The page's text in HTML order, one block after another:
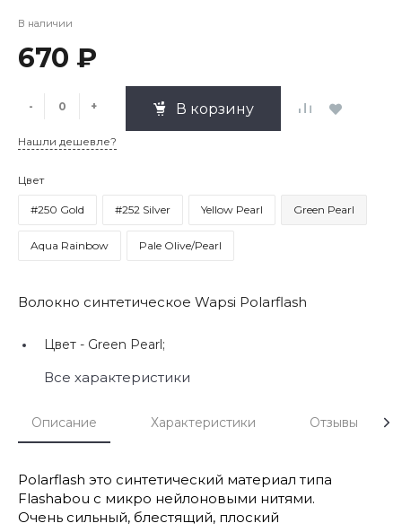
В наличии
670 ₽
- + В корзину
Нашли дешевле?
Цвет
#250 Gold #252 Silver Yellow Pearl Green Pearl
Aqua Rainbow Pale Olive/Pearl
Волокно синтетическое Wapsi Polarflash
Цвет - Green Pearl;
Все характеристики
Описание Характеристики Отзывы
Polarflash это синтетический материал типа
Flashabou с микро нейлоновыми нитями.
Очень сильный, блестящий, плоский